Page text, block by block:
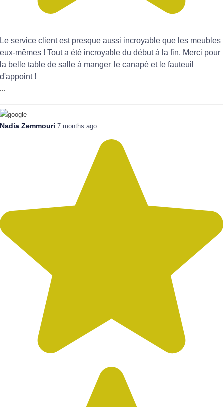
Le service client est presque aussi incroyable que les meubles
eux-mêmes ! Tout a été incroyable du début à la fin. Merci pour
la belle table de salle à manger, le canapé et le fauteuil
d'appoint !
...
Nadia Zemmouri 7 months ago